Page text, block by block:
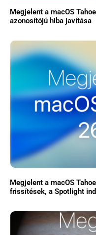
Megjelent a macOS
azonosítójú hiba javítása
Megjelent a macOS
frissítések, a Spotlight